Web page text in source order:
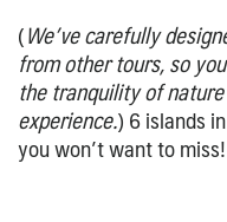
(We’ve carefully
from other tours, so
the tranquility of
experience.)6 islands
you won’t want to miss!